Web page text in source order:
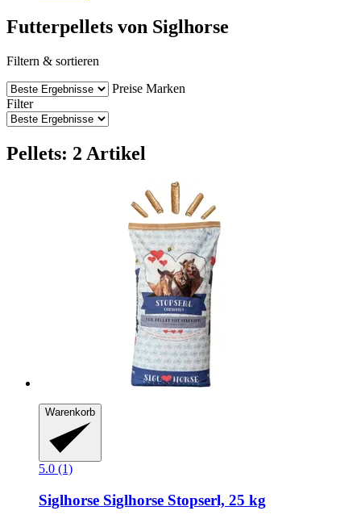
Futterpellets von Siglhorse
Filtern & sortieren
Preise Marken
Filter
Pellets: 2 Artikel
Warenkorb
5.0 (1)
Siglhorse Siglhorse Stopserl, 25 kg